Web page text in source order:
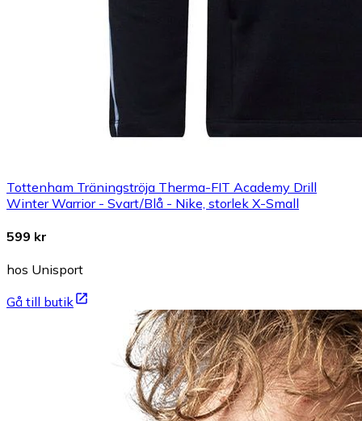
Tottenham Träningströja Therma-FIT Academy Drill
Winter Warrior - Svart/Blå - Nike, storlek X-Small
599 kr
hos Unisport
Gå till butik